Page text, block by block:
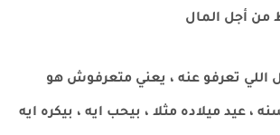
من أجل المال
تعرفو عنه ، يعني متعرفوش هو
، عيد ميلاده مثلا ، بيحب ايه ، بيكره ايه